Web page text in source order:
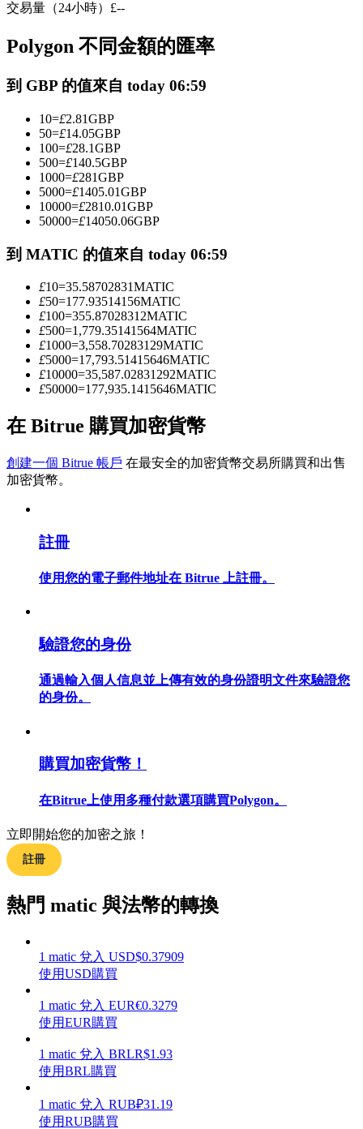
跟單
與頂尖交易專家同行
成為跟單交易員
坐享盈利分成和跟單分傭
合約資訊
包含交易情況等的大數據分析
合約指南
合約功能使用指南
交易策略
交易量（24小時） £--
Polygon 不同金額的匯率
到 GBP 的值來自 today 06:59
10=£2.81GBP
50=£14.05GBP
100=£28.1GBP
500=£140.5GBP
1000=£281GBP
5000=£1405.01GBP
10000=£2810.01GBP
50000=£14050.06GBP
到 MATIC 的值來自 today 06:59
£10=35.58702831MATIC
£50=177.93514156MATIC
£100=355.87028312MATIC
£500=1,779.35141564MATIC
£1000=3,558.70283129MATIC
£5000=17,793.51415646MATIC
£10000=35,587.02831292MATIC
£50000=177,935.1415646MATIC
在 Bitrue 購買加密貨幣
創建一個 Bitrue 帳戶 在最安全的加密貨幣交易所購買和出售
加密貨幣。
註冊
使用您的電子郵件地址在 Bitrue 上註冊。
驗證您的身份
通過輸入個人信息並上傳有效的身份證明文件來驗證您
的身份。
購買加密貨幣！
在Bitrue上使用多種付款選項購買Polygon。
立即開始您的加密之旅！
註冊
熱門 matic 與法幣的轉換
1 matic 兌入 USD$0.37909
使用USD購買
1 matic 兌入 EUR€0.3279
使用EUR購買
1 matic 兌入 BRLR$1.93
使用BRL購買
1 matic 兌入 RUB₽31.19
使用RUB購買